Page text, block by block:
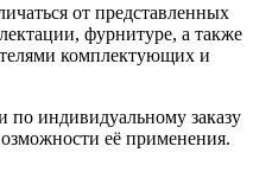
от представленных
фурнитуре, а также
комплектующих и
индивидуальному заказу
её применения.